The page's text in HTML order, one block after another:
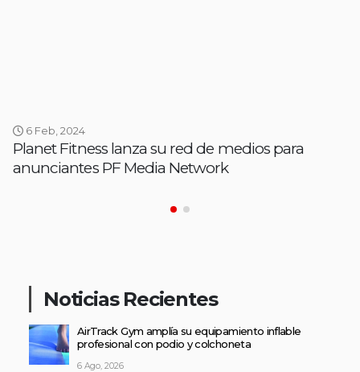
6 Feb, 2024
Planet Fitness lanza su red de medios para
anunciantes PF Media Network
Noticias Recientes
AirTrack Gym amplía su equipamiento inflable
profesional con podio y colchoneta
6 Ago, 2026